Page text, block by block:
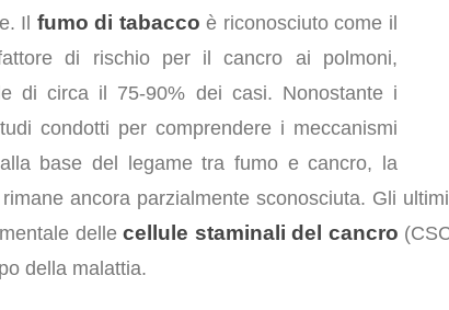
Il fumo di tabacco è riconosciuto come il
di rischio per il cancro ai polmoni,
di circa il 75-90% dei casi. Nonostante i
condotti per comprendere i meccanismi
base del legame tra fumo e cancro, la
ancora parzialmente sconosciuta. Gli
dellecellule staminali del cancro
della malattia.